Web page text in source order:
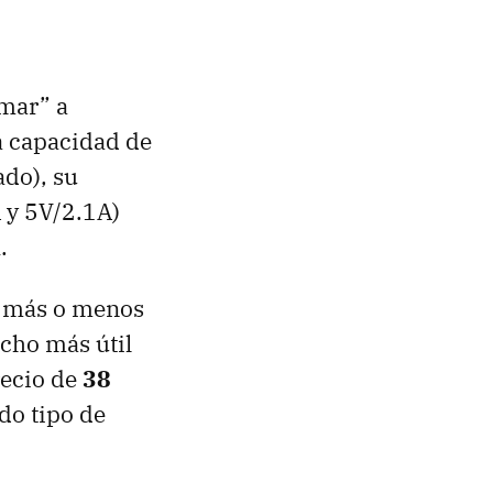
a
capacidad de
su
5V/2.1A)
o menos
más útil
de 38
tipo de